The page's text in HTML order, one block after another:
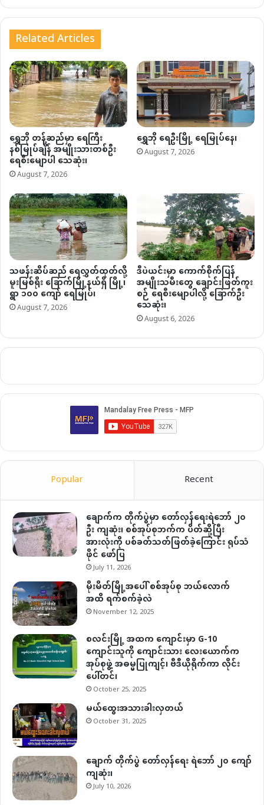
Related Articles
ရွှေဘို တန့်ဆည်မှာ ရေကြီး
နစ်မြုပ်ချိန် အမျိုးသားတစ်ဦး
ရေစီးမျောပါ သေဆုံး၊
August 7, 2026
ရွှေဘို ရေဦးမြို့ ရေမြုပ်နေ၊
August 7, 2026
သဖန်းဆိပ်ဆည် ရေလွှတ်ထုတ်လို့
မူးမြစ်ရိုး ခြောက်မြို့နယ်ရှိ မြို့၊
ရွာ ၁၀၀ ကျော် ရေမြုပ်၊
August 7, 2026
ဒီပဲယင်းမှာ ကောက်စိုက်ပြန်
အမျိုးသမီးတွေ ချောင်းဖြတ်ကူး
စဉ် ရေစီးမျောပါလို့ ခြောက်ဦး
သေဆုံး၊
August 6, 2026
Popular Recent
ချောက်က တိုက်ပွဲမှာ တော်လှန်ရေးရဲဘော် ၂၀
ဦး ကျဆုံး၊ စစ်အုပ်စုဘက်က ပိတ်ဆို့ပြီး
အားလုံးကို ပစ်ခတ်သတ်ဖြတ်ခဲ့ကြောင်း ရုပ်သံ
ဖိုင် ဖော်ပြ
July 11, 2026
မိုးမိတ်မြို့အပေါ် စစ်အုပ်စု ဘယ်လောက်
အထိ ရက်စက်ခဲ့လဲ
November 12, 2025
စလင်းမြို့ အထက ကျောင်းမှာ G-10
ကျောင်းသူကို ကျောင်းသား လေးယောက်က
အုပ်စုဖွဲ့ အဓမ္မပြုကျင့်၊ ဗီဒီယိုရိုက်ကာ လိုင်း
ပေါ်တင်၊
October 25, 2025
မယ်ထွေးအသားခါးလှတယ်
October 31, 2025
ချောက် တိုက်ပွဲ တော်လှန်ရေး ရဲဘော် ၂၀ ကျော်
ကျဆုံး၊
July 10, 2026